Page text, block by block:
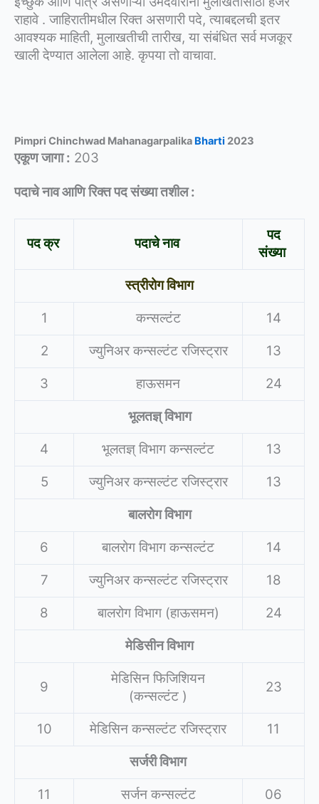
राहावे . जाहिरातीमधील रिक्त असणारी पदे, त्याबद्दलची इतर
आवश्यक माहिती, मुलाखतीची तारीख, या संबंधित सर्व मजकूर
खाली देण्यात आलेला आहे. कृपया तो वाचावा.
Pimpri Chinchwad Mahanagarpalika Bharti 2023
एकूण जागा : 203
पदाचे नाव आणि रिक्त पद संख्या तशील :
पद क्र पदाचे नाव
पद
संख्या
स्त्रीरोग विभाग
1
कन्सल्टंट
14
2
ज्युनिअर कन्सल्टंट रजिस्ट्रार
13
3
हाऊसमन
24
भूलतज्ञ् विभाग
4
भूलतज्ञ् विभाग कन्सल्टंट
13
5
ज्युनिअर कन्सल्टंट रजिस्ट्रार
13
बालरोग विभाग
6
बालरोग विभाग कन्सल्टंट
14
7
ज्युनिअर कन्सल्टंट रजिस्ट्रार
18
8
बालरोग विभाग (हाऊसमन)
24
मेडिसीन विभाग
9
मेडिसिन फिजिशियन
(कन्सल्टंट )
23
10 मेडिसिन कन्सल्टंट रजिस्ट्रार
11
सर्जरी विभाग
11
सर्जन कन्सल्टंट
06